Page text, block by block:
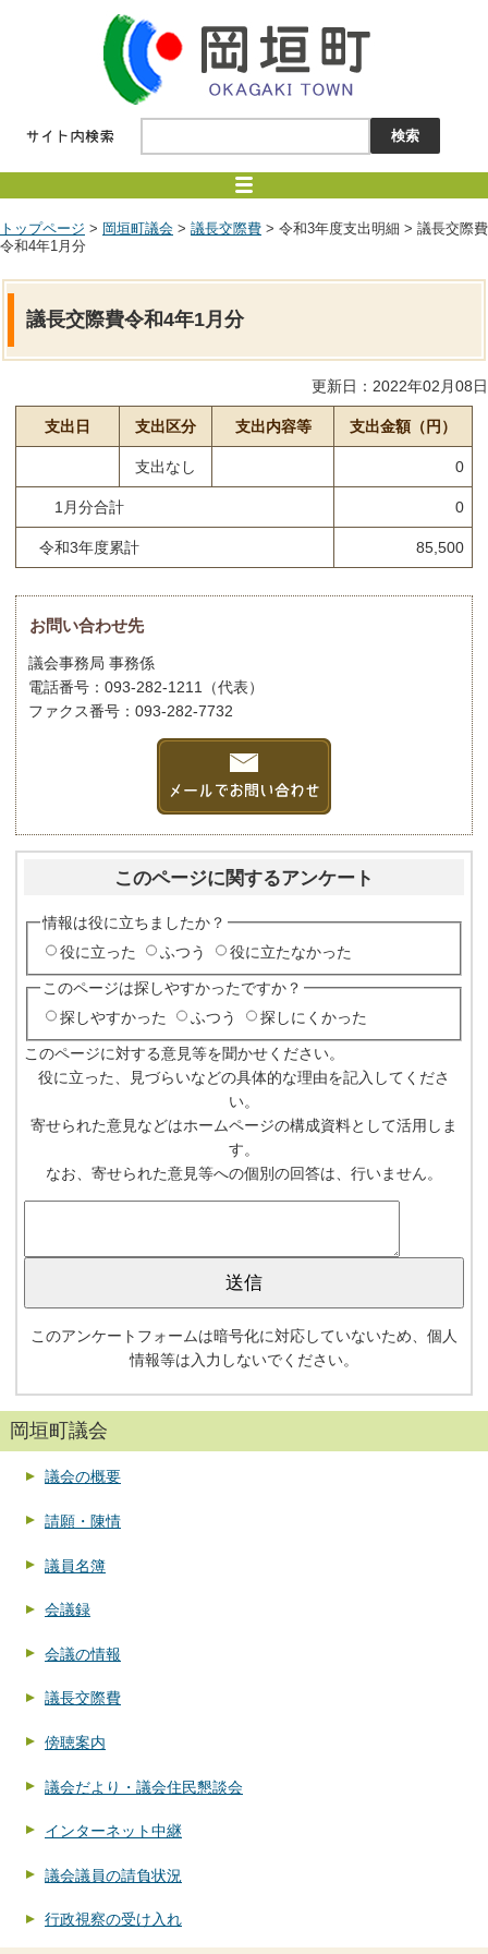
トップページ > 岡垣町議会 > 議長交際費 > 令和3年度支出明細 > 議長交際費
令和4年1月分
議長交際費令和4年1月分
更新日：2022年02月08日
支出日 支出区分 支出内容等 支出金額（円）
支出なし 0
1月分合計 0
令和3年度累計 85,500
お問い合わせ先
議会事務局 事務係
電話番号：093-282-1211（代表）
ファクス番号：093-282-7732
このページに関するアンケート
情報は役に立ちましたか？
役に立った
ふつう 役に立たなかった
このページは探しやすかったですか？
探しやすかった
ふつう 探しにくかった
このページに対する意見等を聞かせください。
役に立った、見づらいなどの具体的な理由を記入してくださ
い。
寄せられた意見などはホームページの構成資料として活用しま
す。
なお、寄せられた意見等への個別の回答は、行いません。
このアンケートフォームは暗号化に対応していないため、個人
情報等は入力しないでください。
岡垣町議会
議会の概要
請願・陳情
議員名簿
会議録
会議の情報
議長交際費
傍聴案内
議会だより・議会住民懇談会
インターネット中継
議会議員の請負状況
行政視察の受け入れ